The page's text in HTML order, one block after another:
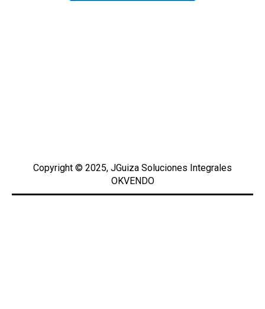
Copyright © 2025, JGuiza Soluciones Integrales
OKVENDO